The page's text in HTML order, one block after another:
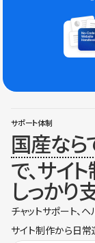
サポート体制
国産なら
で、サイ
しっかり
チャットサポート、
サイト制作から日常